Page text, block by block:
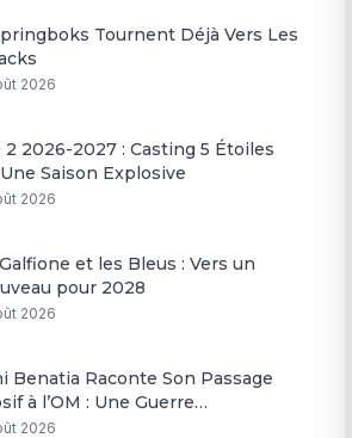
Tournent Déjà Vers Les
2026
2 2026-2027 : Casting 5 Étoiles
Saison Explosive
2026
et les Bleus : Vers un
pour 2028
2026
Benatia Raconte Son Passage
à l’OM : Une Guerre
2026